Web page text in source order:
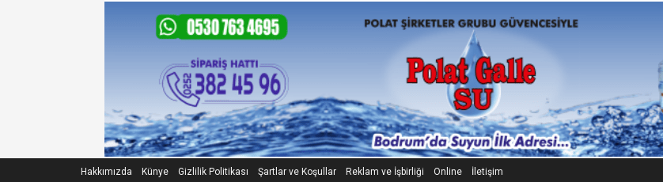
Hakkımızda Künye Gizlilik Politikası Şartlar ve Koşullar Reklam ve İşbirliği Online İletişim